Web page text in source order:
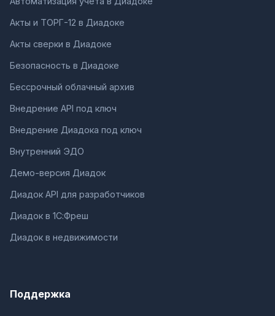
Акты и ТОРГ-12 в Диадоке
Акты сверки в Диадоке
Безопасность в Диадоке
Бессрочный облачный архив
Внедрение API под ключ
Внедрение Диадока под ключ
Внутренний ЭДО
Демо-версия Диадок
Диадок API для разработчиков
Диадок в 1С:Фреш
Диадок в недвижимости
Поддержка